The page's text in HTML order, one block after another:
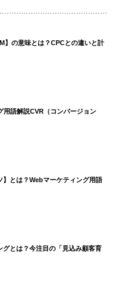
】の意味とは？CPCとの違いと計
用語解説CVR（コンバージョン
】とは？Webマーケティング用語
グとは？今注目の「見込み顧客育